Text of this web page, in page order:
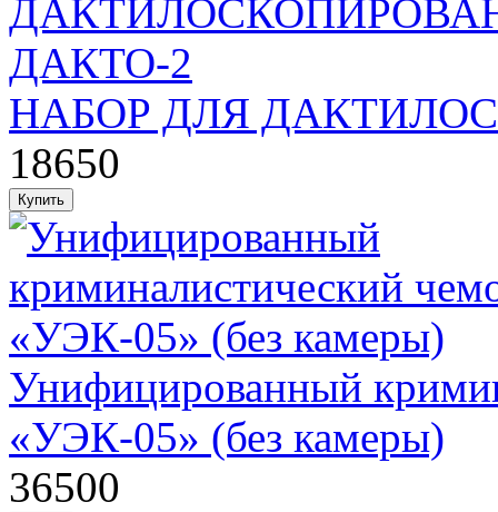
НАБОР ДЛЯ
18650
Унифицированный
«УЭК-05» (без камеры)
36500